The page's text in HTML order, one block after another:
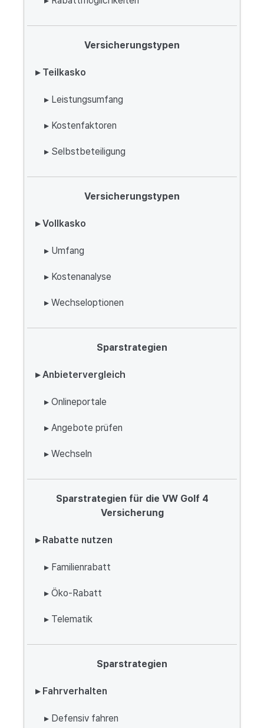
Versicherungstypen
▸ Teilkasko
▸ Leistungsumfang
▸ Kostenfaktoren
▸ Selbstbeteiligung
Versicherungstypen
▸ Vollkasko
▸ Umfang
▸ Kostenanalyse
▸ Wechseloptionen
Sparstrategien
▸ Anbietervergleich
▸ Onlineportale
▸ Angebote prüfen
▸ Wechseln
Sparstrategien für die VW Golf 4
Versicherung
▸ Rabatte nutzen
▸ Familienrabatt
▸ Öko-Rabatt
▸ Telematik
Sparstrategien
▸ Fahrverhalten
▸ Defensiv fahren